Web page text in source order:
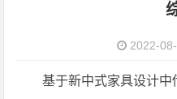
2022-
基于新中式家具设计中